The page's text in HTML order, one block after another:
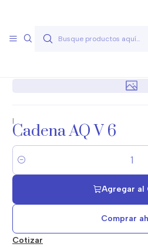
Inicio Joyas Acero Quirúgico
Cadenas A.Q. Variados
|
Cadena AQ V 6
Cantidad
Agregar al
Comprar
Cotizar